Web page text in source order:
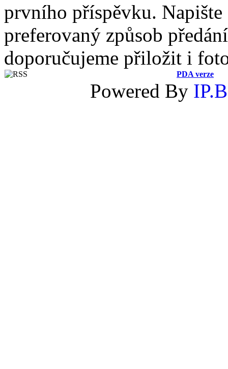
prvního příspěvku.
preferovaný způsob
doporučujeme přiložit i
PDA verze
Powered By